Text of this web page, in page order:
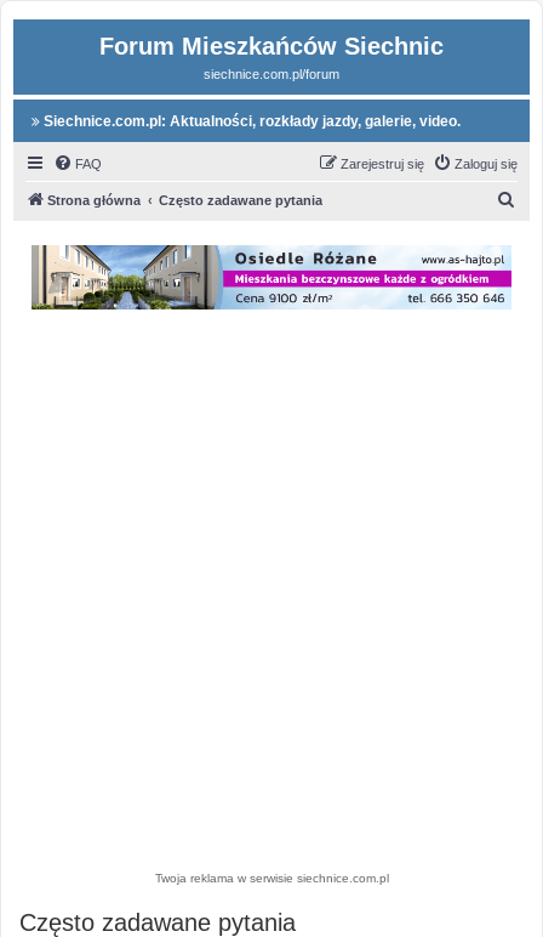
Forum Mieszkańców Siechnic
siechnice.com.pl/forum
Siechnice.com.pl: Aktualności, rozkłady jazdy, galerie, video.
FAQ Zaloguj się
Zarejestruj się
Strona główna Często zadawane pytania
Twoja reklama w serwisie siechnice.com.pl
Często zadawane pytania